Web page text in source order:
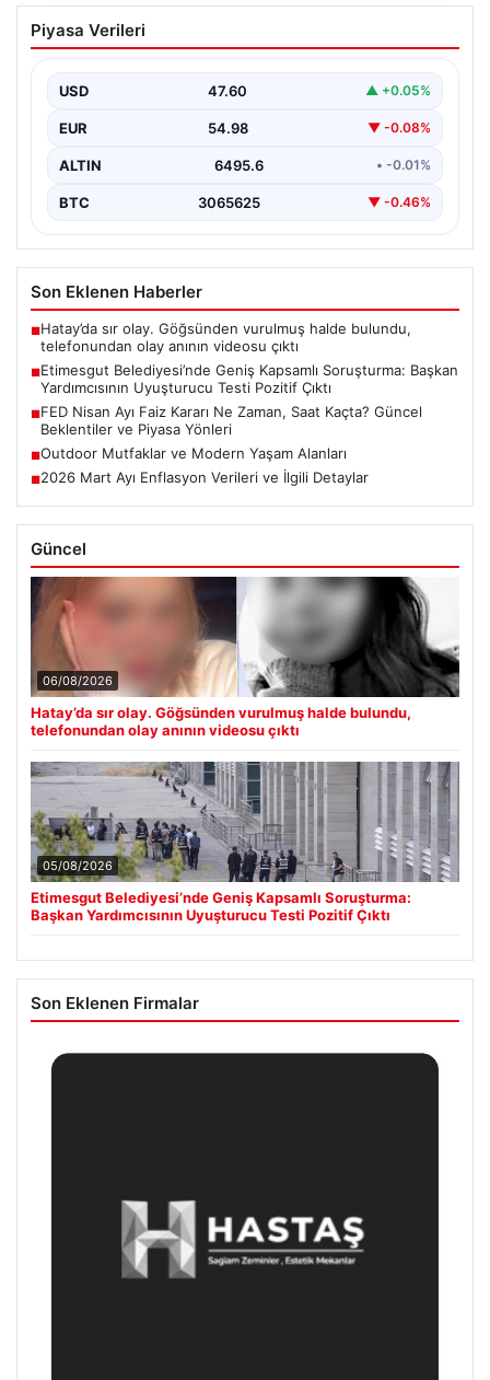
Etimesgut Belediyesi’nde Geniş
Kapsamlı Soruşturma: Başkan
Çıktı
Ankara'nın Etimesgut ilçesinde yer alan belediyeye
yönelik yürütülen kapsamlı bir soruşturmanın son
Piyasa Verileri
USD 47.60 ▲ +0.05%
EUR 54.98 ▼ -0.08%
ALTIN 6495.6 • -0.01%
BTC 3065625 ▼ -0.46%
Son Eklenen Haberler
■Hatay’da sır olay. Göğsünden vurulmuş halde bulundu,
telefonundan olay anının videosu çıktı
■Etimesgut Belediyesi’nde Geniş Kapsamlı Soruşturma: Başkan
Yardımcısının Uyuşturucu Testi Pozitif Çıktı
■FED Nisan Ayı Faiz Kararı Ne Zaman, Saat Kaçta? Güncel
Beklentiler ve Piyasa Yönleri
■Outdoor Mutfaklar ve Modern Yaşam Alanları
■2026 Mart Ayı Enflasyon Verileri ve İlgili Detaylar
Güncel
06/08/2026
Hatay’da sır olay. Göğsünden vurulmuş halde bulundu,
telefonundan olay anının videosu çıktı
05/08/2026
Etimesgut Belediyesi’nde Geniş Kapsamlı Soruşturma:
Başkan Yardımcısının Uyuşturucu Testi Pozitif Çıktı
Son Eklenen Firmalar